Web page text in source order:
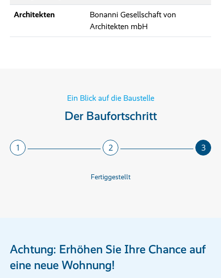
Architekten
Bonanni Gesellschaft von
Architekten mbH
Ein Blick auf die Baustelle
Der Baufortschritt
1 2 3
Fertiggestellt
Achtung: Erhöhen Sie Ihre Chance auf
eine neue Wohnung!